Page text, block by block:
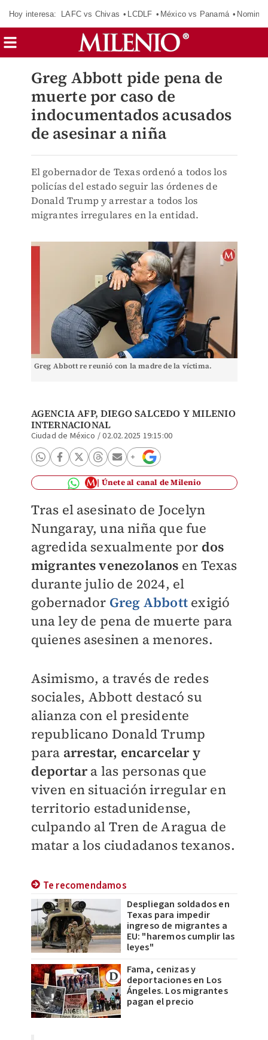
Hoy interesa: LAFC vs Chivas LCDLF México vs Panamá
Greg Abbott pide pena de
muerte por caso de
indocumentados acusados
de asesinar a niña
El gobernador de Texas ordenó a todos los
policías del estado seguir las órdenes de
Donald Trump y arrestar a todos los
migrantes irregulares en la entidad.
Greg Abbott re reunió con la madre de la víctima.
AGENCIA AFP, DIEGO SALCEDO Y MILENIO
INTERNACIONAL
Ciudad de México /02.02.2025 19:15:00
Únete al canal de Milenio
Tras el asesinato de Jocelyn
Nungaray, una niña que fue
agredida sexualmente por dos
migrantes venezolanos en Texas
durante julio de 2024, el
gobernador Greg Abbottexigió
una ley de pena de muerte para
quienes asesinen a menores.
Asimismo, a través de redes
sociales, Abbott destacó su
alianza con el presidente
republicano Donald Trump
para arrestar, encarcelar y
deportara las personas que
viven en situación irregular en
territorio estadunidense,
culpando al Tren de Aragua de
matar a los ciudadanos texanos.
Te recomendamos
Despliegan soldados en
Texas para impedir
ingreso de migrantes a
EU: "haremos cumplir las
leyes"
Fama, cenizas y
deportaciones en Los
Ángeles. Los migrantes
pagan el precio